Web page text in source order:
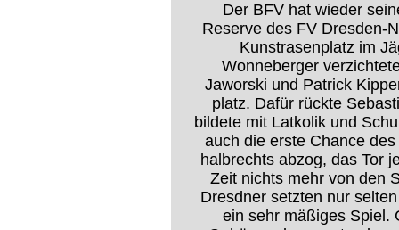
Der BFV hat wieder
Reserve des FV Dresden-
Kunstrasenplatz im
Wonneberger
Jaworski und Patrick
platz. Dafür rückte
bildete mit Latkolik und
auch die erste Chance
halbrechts abzog, das Tor
Zeit nichts mehr von den
Dresdner setzten nur
ein sehr mäßiges Spiel.